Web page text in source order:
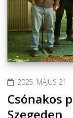
2025. MÁJUS 21
Csónakos
Szegeden